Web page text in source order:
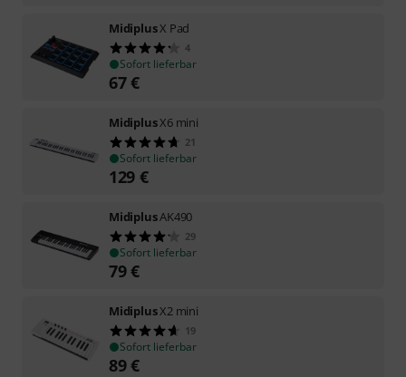
MidiplusX Pad
4
Sofort lieferbar
67€
MidiplusX6 mini
21
Sofort lieferbar
129 €
MidiplusAK490
29
Sofort lieferbar
79€
MidiplusX2 mini
19
Sofort lieferbar
89€